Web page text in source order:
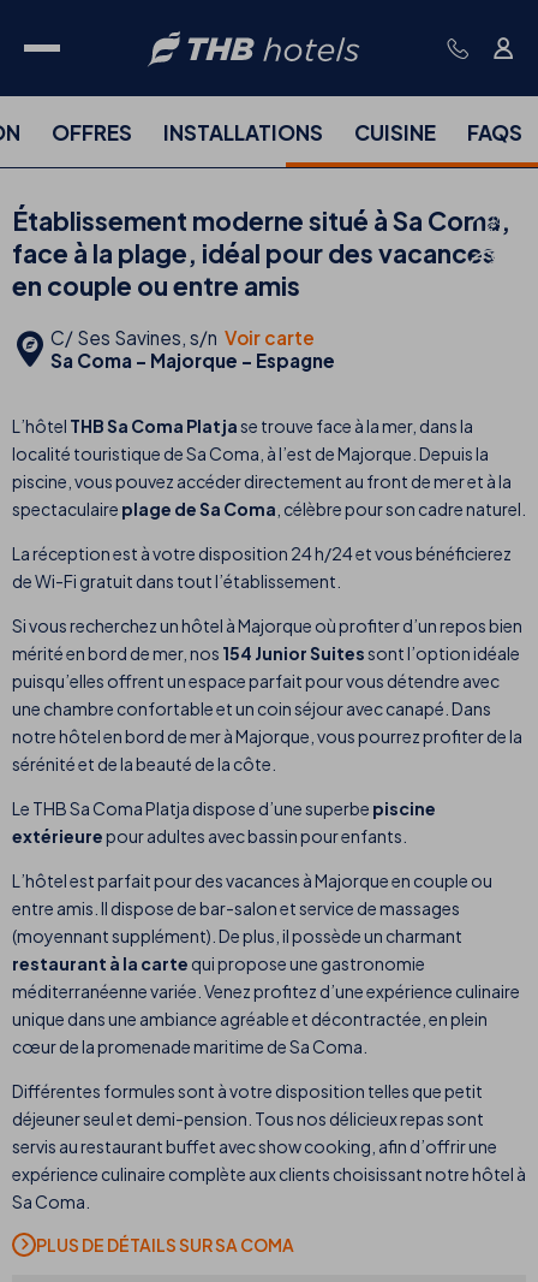
OFFRES INSTALLATIONS CUISINE FAQS
Établissement moderne situé à Sa Coma,
face à la plage, idéal pour des vacances
en couple ou entre amis
C/ Ses Savines, s/n Voir carte
Sa Coma - Majorque - Espagne
L’hôtel THB Sa Coma Platjase trouve face à la mer, dans la
localité touristique de Sa Coma, à l’est de Majorque. Depuis la
piscine, vous pouvez accéder directement au front de mer et à la
spectaculaire plage de Sa Coma , célèbre pour son cadre naturel.
La réception est à votre disposition 24 h/24 et vous bénéficierez
de Wi-Fi gratuit dans tout l’établissement.
Si vous recherchez un hôtel à Majorque où profiter d’un repos bien
mérité en bord de mer, nos 154 Junior Suitessont l’option idéale
puisqu’elles offrent un espace parfait pour vous détendre avec
une chambre confortable et un coin séjour avec canapé. Dans
notre hôtel en bord de mer à Majorque, vous pourrez profiter de la
sérénité et de la beauté de la côte.
Le THB Sa Coma Platja dispose d’une superbe piscine
extérieurepour adultes avec bassin pour enfants.
L’hôtel est parfait pour des vacances à Majorque en couple ou
entre amis. Il dispose de bar-salon et service de massages
(moyennant supplément). De plus, il possède un charmant
restaurant à la carte qui propose une gastronomie
méditerranéenne variée. Venez profitez d’une expérience culinaire
unique dans une ambiance agréable et décontractée, en plein
cœur de la promenade maritime de Sa Coma.
Différentes formules sont à votre disposition telles que petit
déjeuner seul et demi-pension. Tous nos délicieux repas sont
servis au restaurant buffet avec show cooking, afin d’offrir une
expérience culinaire complète aux clients choisissant notre hôtel à
Sa Coma.
PLUS DE DÉTAILS SUR SA COMA